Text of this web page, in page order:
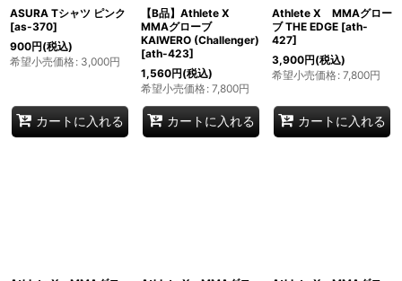
ASURA Tシャツ ピンク
[as-370]
900円(税込)
希望小売価格: 3,000円
カートに入れる
【B品】Athlete X
MMAグローブ
KAIWERO (Challenger)
[ath-423]
1,560円(税込)
希望小売価格: 7,800円
カートに入れる
Athlete X MMAグロー
ブ THE EDGE [ath-
427]
3,900円(税込)
希望小売価格: 7,800円
カートに入れる